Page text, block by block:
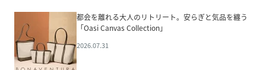
都会を離れる大人のリトリート。安らぎと気品を纏う
「Oasi Canvas Collection」
2026.07.31